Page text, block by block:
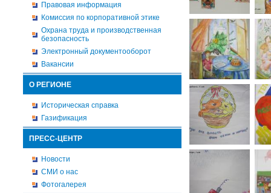
Правовая информация
Комиссия по корпоративной этике
Охрана труда и производственная
безопасность
Электронный документооборот
Вакансии
О РЕГИОНЕ
Историческая справка
Газификация
ПРЕСС-ЦЕНТР
Новости
СМИ о нас
Фотогалерея